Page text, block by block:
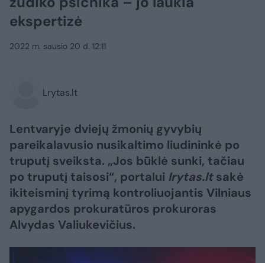
ekspertizė
2022 m. sausio 20 d. 12:11
Lrytas.lt
Lentvaryje dviejų žmonių gyvybių
pareikalavusio nusikaltimo liudininkė po
truputį sveiksta. „Jos būklė sunki, tačiau
po truputį taisosi“, portalui lrytas.ltsakė
ikiteisminį tyrimą kontroliuojantis Vilniaus
apygardos prokuratūros prokuroras
Alvydas Valiukevičius.